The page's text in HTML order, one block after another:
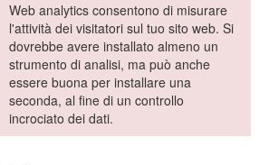
Web analytics consentono di misurare
l'attività dei visitatori sul tuo sito web. Si
dovrebbe avere installato almeno un
strumento di analisi, ma può anche
essere buona per installare una
seconda, al fine di un controllo
incrociato dei dati.